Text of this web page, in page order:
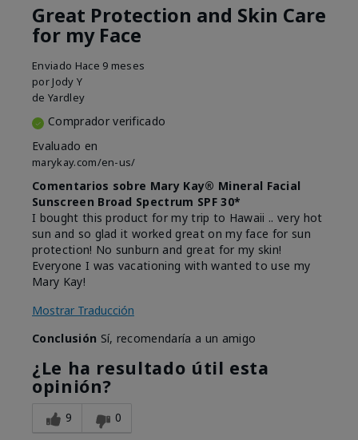
Great Protection and Skin Care
for my Face
Enviado Hace 9 meses
por Jody Y
de Yardley
Comprador verificado
Evaluado en
marykay.com/en-us/
Comentarios sobre Mary Kay® Mineral Facial
Sunscreen Broad Spectrum SPF 30*
I bought this product for my trip to Hawaii .. very hot
sun and so glad it worked great on my face for sun
protection! No sunburn and great for my skin!
Everyone I was vacationing with wanted to use my
Mary Kay!
Mostrar Traducción
Conclusión Sí, recomendaría a un amigo
¿Le ha resultado útil esta
opinión?
9 0